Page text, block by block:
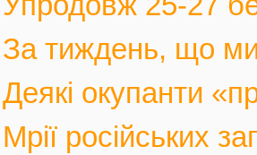
За тиждень, що
Деякі окупанти
Мрії російських